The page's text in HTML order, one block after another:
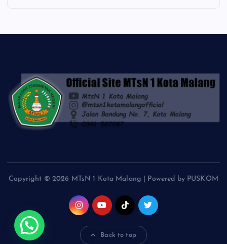
Copyright © 2026 MTsN 1 Kota Malang | Powered by PUSKOM
Back to top